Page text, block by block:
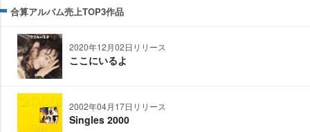
合算アルバム売上TOP3作品
2020年12月02日リリース
ここにいるよ
2002年04月17日リリース
Singles 2000